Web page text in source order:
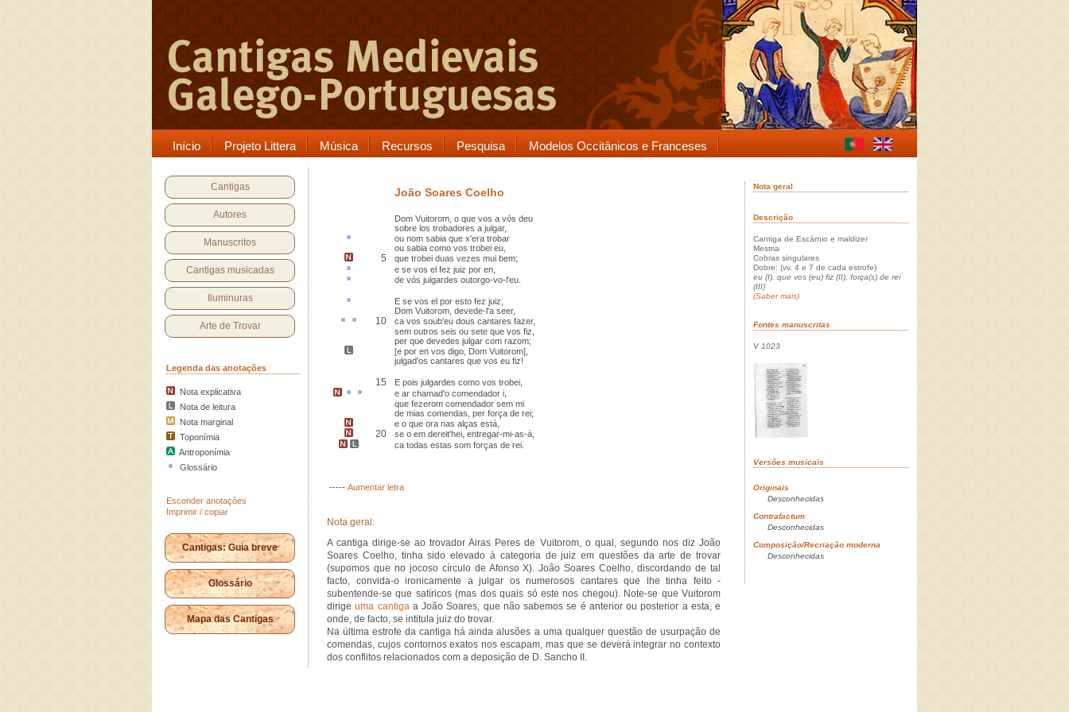
Início Projeto Littera Música Recursos Pesquisa Modelos Occitânicos e Franceses
Cantigas
Autores
Manuscritos
Cantigas musicadas
Iluminuras
Arte de Trovar
Legenda das anotações
Nota explicativa
Nota de leitura
Nota marginal
Toponímia
Antroponímia
Glossário
Esconder anotações
Imprimir / copiar
Cantigas: Guia breve
Glossário
Mapa das Cantigas
João Soares Coelho
Dom Vuitorom, o que vos a vós deu
sobre los trobadores a julgar,
ou nom sabia que x'era trobar
ou sabia como vos trobei eu,
5 que trobei duas vezes mui bem;
e se vos el fez juiz por en
de vós julgardes outorgo-vo-l'eu.
E se vos el por esto fez juiz,
Dom Vuitorom, devede-l'a seer,
10 ca vos soub'eu dous cantares fazer,
sem outros seis ou sete que vos fiz,
per que devedes julgar com razom;
[e por en vos digo, Dom Vuitorom],
julgad'os cantares que vos eu fiz!
15
E pois julgardes como vos trobei,
e ar chamad'o comendador i
que fezerom comendador sem mi
de mias comendas, per força de rei;
e o que ora nas alças está
20 se o em dereit'hei , entregar-mi-as-á,
ca todas estas som forças de rei.
----- Aumentar letra
Nota geral:
A cantiga dirige-se ao trovador Airas Peres de Vuitorom, o qual, segundo nos diz João
Soares Coelho, tinha sido elevado à categoria de juiz em questões da arte de trovar
(supomos que no jocoso círculo de Afonso X). João Soares Coelho, discordando de tal
facto, convida-o ironicamente a julgar os numerosos cantares que lhe tinha feito -
subentende-se que satíricos (mas dos quais só este nos chegou). Note-se que Vuitorom
dirigeuma cantigaa João Soares, que não sabemos se é anterior ou posterior a esta, e
onde, de facto, se intitula juiz do trovar.
Na última estrofe da cantiga há ainda alusões a uma qualquer questão de usurpação de
comendas, cujos contornos exatos nos escapam, mas que se deverá integrar no contexto
dos conflitos relacionados com a deposição de D. Sancho II.
Nota geral
Descrição
Cantiga de Escárnio e maldizer
Mestria
Cobras singulares
Dobre: (vv. 4 e 7 de cada estrofe)
eu (I), que vos (eu) fiz (II), força(s) de rei
(III)
(Saber mais)
Fontes manuscritas
V 1023
Versões musicais
Originais
Desconhecidas
Contrafactum
Desconhecidas
Composição/Recriação moderna
Desconhecidas